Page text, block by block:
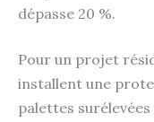
dépasse 20 %.
Pour un projet
installent une
palettes